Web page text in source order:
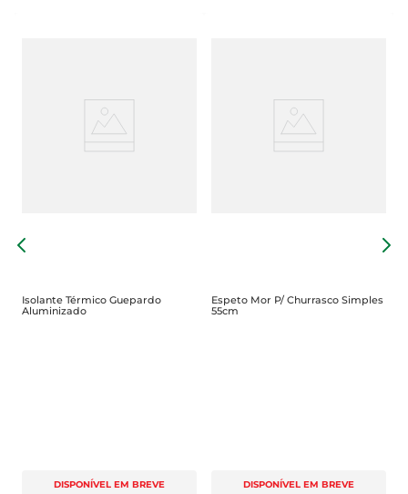
Isolante Térmico Guepardo
Aluminizado
DISPONÍVEL EM BREVE
Espeto Mor P/ Churrasco Simples
55cm
DISPONÍVEL EM BREVE